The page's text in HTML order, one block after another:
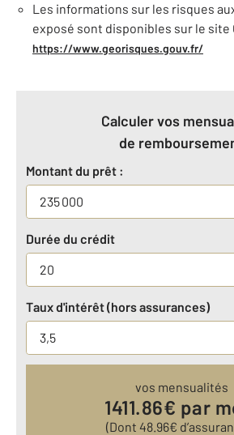
Les informations sur les risques
exposé sont disponibles sur le site
https://www.georisques.gouv.fr/
Calculer vos
de
Montant du prêt :
Durée du crédit
Taux d'intérêt (hors assurances)
vos mensualités
1411.86€ par
(Dont 48.96€